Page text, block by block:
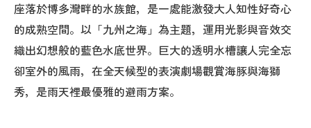
座落於博多灣畔的水族館，是一處能激發大人知性好奇心
的成熟空間。以「九州之海」為主題，運用光影與音效交
織出幻想般的藍色水底世界。巨大的透明水槽讓人完全忘
卻室外的風雨，在全天候型的表演劇場觀賞海豚與海獅
秀，是雨天裡最優雅的避雨方案。